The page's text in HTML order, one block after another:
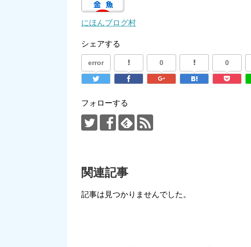
にほんブログ村
シェアする
error 0 0
フォローする
関連記事
記事は見つかりませんでした。